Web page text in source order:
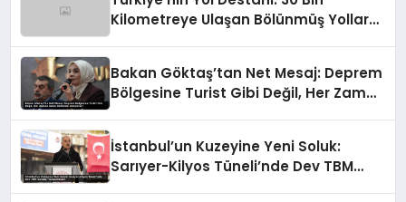
Kilometreye Ulaşan Bölünmüş Yollar
Bakan Göktaş’tan Net Mesaj: Deprem
Bölgesine Turist Gibi Değil, Her Zaman
İstanbul’un Kuzeyine Yeni Soluk:
Sarıyer-Kilyos Tüneli’nde Dev TBM